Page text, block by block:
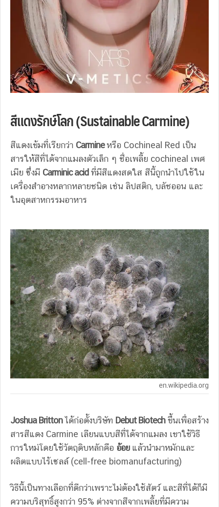
สีแดงรักษ์โลก (Sustainable Carmine)
สีแดงเข้มที่เรียกว่า Carmineหรือ Cochineal Red เป็น
สารให้สีที่ได้จากแมลงตัวเล็ก ๆ ชื่อเพลี้ย cochineal เพศ
เมีย ซึ่งมี Carminic acid ที่มีสีแดงสดใส สีนี้ถูกนำไปใช้ใน
เครื่องสำอางหลากหลายชนิด เช่น ลิปสติก, บลัชออน และ
ในอุตสาหกรรมอาหาร
en.wikipedia.org
Joshua Brittonได้ก่อตั้งบริษัท Debut Biotechขึ้นเพื่อสร้าง
สารสีแดง Carmine เลียนแบบสีที่ได้จากแมลง เขาใช้วิธี
การใหม่โดยใช้วัตถุดิบหลักคือ อ้อยแล้วนำมาหมักและ
ผลิตแบบไร้เซลล์ (cell-free biomanufacturing)
วิธีนี้เป็นทางเลือกที่ดีกว่าเพราะไม่ต้องใช้สัตว์ และสีที่ได้ก็มี
ความบริสุทธิ์สูงกว่า 95% ต่างจากสีจากเพลี้ยที่มีความ